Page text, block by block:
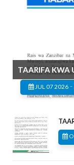
TAARIFA KWA
JUL 07 2026 -